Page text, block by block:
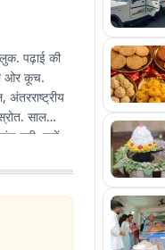
पढ़ाई की
ओर कूच.
साल
गयी. ज्यों-